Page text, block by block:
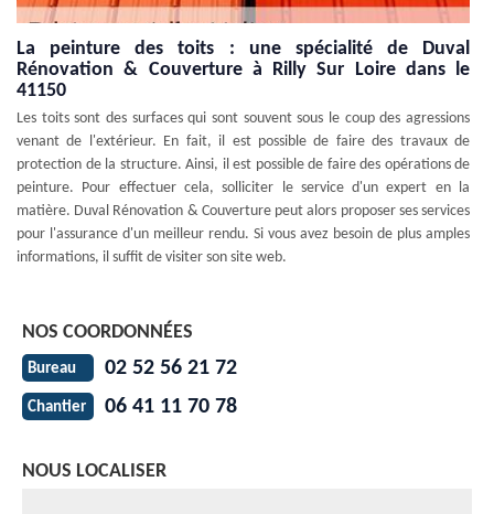
La peinture des toits : une spécialité de Duval
Rénovation & Couverture à Rilly Sur Loire dans le
41150
Les toits sont des surfaces qui sont souvent sous le coup des agressions
venant de l'extérieur. En fait, il est possible de faire des travaux de
protection de la structure. Ainsi, il est possible de faire des opérations de
peinture. Pour effectuer cela, solliciter le service d'un expert en la
matière. Duval Rénovation & Couverture peut alors proposer ses services
pour l'assurance d'un meilleur rendu. Si vous avez besoin de plus amples
informations, il suffit de visiter son site web.
NOS COORDONNÉES
Bureau 02 52 56 21 72
Chantier 06 41 11 70 78
NOUS LOCALISER